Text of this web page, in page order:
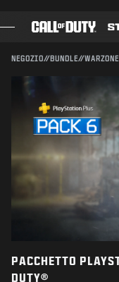
GIOCHI
BATTLE PASS
BLACKCELL
PUNTI COD
NEGOZIO
NEGOZIO//BUNDLE//
Compatibile con:
Activision può
questi contenuti
PACCHETTO
DUTY®